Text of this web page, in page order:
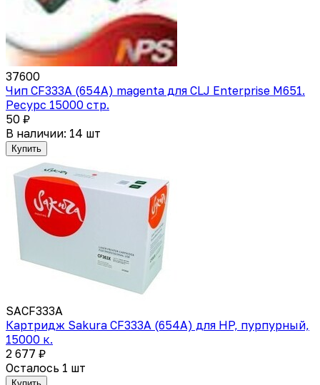
37600
Чип CF333A (654A) magenta для CLJ Enterprise M651.
Ресурс 15000 стр.
50 ₽
В наличии: 14 шт
Купить
SACF333A
Картридж Sakura CF333A (654A) для HP, пурпурный,
15000 к.
2 677 ₽
Осталось 1 шт